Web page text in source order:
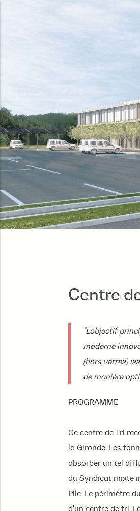
Centre
"L’objectif
moderne
(hors verres)
de manière
PROGRAMME
Ce centre de Tri
la Gironde. Les
absorber un tel
du Syndicat mixte
Pile. Le périmètre
d'un centre de tri.